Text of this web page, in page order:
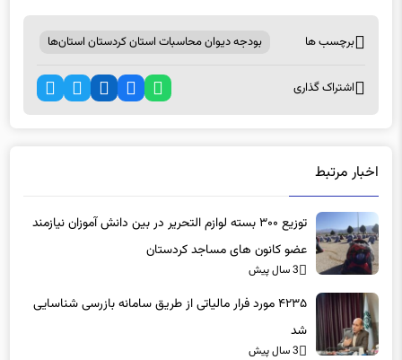
برچسب ها بودجه دیوان محاسبات استان کردستان استان‌ها
اشتراک گذاری
اخبار مرتبط
توزیع ۳۰۰ بسته لوازم التحریر در بین دانش آموزان نیازمند
عضو کانون های مساجد کردستان
3 سال پیش
۴۲۳۵ مورد فرار مالیاتی از طریق سامانه بازرسی شناسایی
شد
3 سال پیش